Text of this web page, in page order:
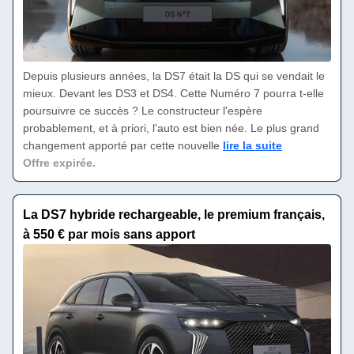
Depuis plusieurs années, la DS7 était la DS qui se vendait le
mieux. Devant les DS3 et DS4. Cette Numéro 7 pourra t-elle
poursuivre ce succès ? Le constructeur l'espère
probablement, et à priori, l'auto est bien née. Le plus grand
changement apporté par cette nouvelle lire la suite
Offre expirée.
La DS7 hybride rechargeable, le premium français,
à 550 € par mois sans apport